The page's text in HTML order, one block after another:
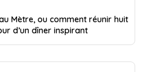
Mètre, ou comment réunir huit
d’un dîner inspirant